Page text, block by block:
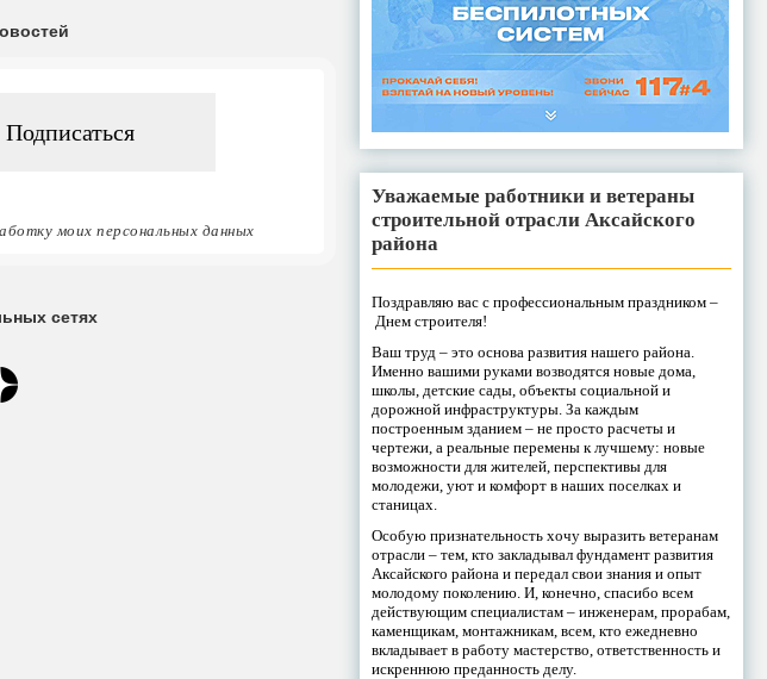
моих персональных данных
сетях
Уважаемые работники и ветераны
строительной отрасли Аксайского
района
Поздравляю вас с профессиональным праздником –
Днем строителя!
Ваш труд – это основа развития нашего района.
Именно вашими руками возводятся новые дома,
школы, детские сады, объекты социальной и
дорожной инфраструктуры. За каждым
построенным зданием – не просто расчеты и
чертежи, а реальные перемены к лучшему: новые
возможности для жителей, перспективы для
молодежи, уют и комфорт в наших поселках и
станицах.
Особую признательность хочу выразить ветеранам
отрасли – тем, кто закладывал фундамент развития
Аксайского района и передал свои знания и опыт
молодому поколению. И, конечно, спасибо всем
действующим специалистам – инженерам, прорабам,
каменщикам, монтажникам, всем, кто ежедневно
вкладывает в работу мастерство, ответственность и
искреннюю преданность делу.